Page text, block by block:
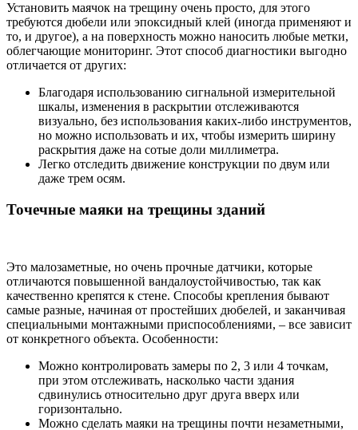
Установить маячок на трещину очень просто, для этого
требуются дюбели или эпоксидный клей (иногда применяют и
то, и другое), а на поверхность можно наносить любые метки,
облегчающие мониторинг. Этот способ диагностики выгодно
отличается от других:
Благодаря использованию сигнальной измерительной
шкалы, изменения в раскрытии отслеживаются
визуально, без использования каких-либо инструментов,
но можно использовать и их, чтобы измерить ширину
раскрытия даже на сотые доли миллиметра.
Легко отследить движение конструкции по двум или
даже трем осям.
Точечные маяки на трещины зданий
Это малозаметные, но очень прочные датчики, которые
отличаются повышенной вандалоустойчивостью, так как
качественно крепятся к стене. Способы крепления бывают
самые разные, начиная от простейших дюбелей, и заканчивая
специальными монтажными приспособлениями, – все зависит
от конкретного объекта. Особенности:
Можно контролировать замеры по 2, 3 или 4 точкам,
при этом отслеживать, насколько части здания
сдвинулись относительно друг друга вверх или
горизонтально.
Можно сделать маяки на трещины почти незаметными,